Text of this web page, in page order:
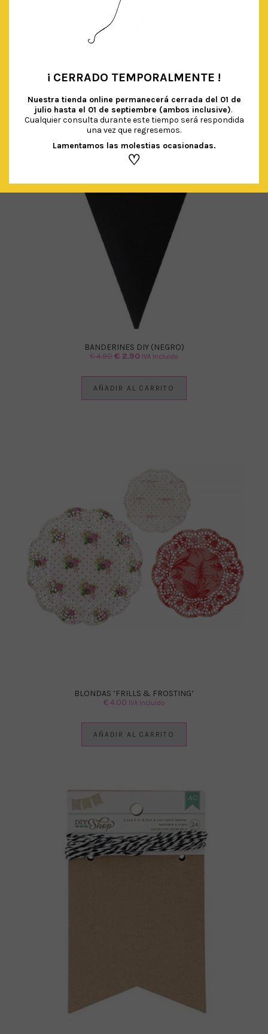
15.90
AÑADIR AL CARRITO
BANDERINES DIY (NEGRO)
€4.90El
€ 2.90ElIVA Incluido
AÑADIR AL CARRITO
BLONDAS ‘FRILLS & FROSTING’
€4.00 IVA Incluido
AÑADIR AL CARRITO
¡ CERRADO TEMPORALMENTE !
Nuestra tienda online permanecerá cerrada del 01 de
julio hasta el 01 de septiembre (ambos inclusive).
Cualquier consulta durante este tiempo será respondida
una vez que regresemos.
Lamentamos las molestias ocasionadas.
♡